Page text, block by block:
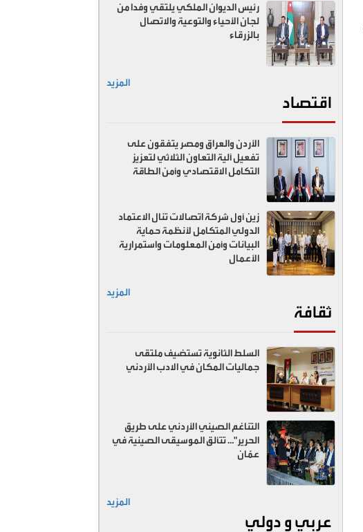
رئيس الديوان الملكي يلتقي وفدا من
لجان الأحياء والتوعية والاتصال
بالزرقاء
المزيد
اقتصاد
الأردن والعراق ومصر يتفقون على
تفعيل آلية التعاون الثلاثي لتعزيز
التكامل الاقتصادي وأمن الطاقة
زين أول شركة اتصالات تنال الاعتماد
الدولي المتكامل لأنظمة حماية
البيانات وأمن المعلومات واستمرارية
الأعمال
المزيد
ثقافة
السلط الثانوية تستضيف ملتقى
جماليات المكان في الادب الأردني
التناغم الصيني الأردني على طريق
الحرير"… تتألق الموسيقى الصينية في
عمّان
المزيد
عربي و دولي